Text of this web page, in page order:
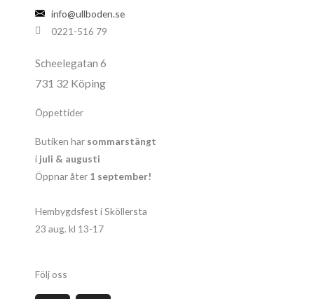
info@ullboden.se
0221-516 79
Scheelegatan 6
731 32 Köping
Öppettider
Butiken har sommarstängt
i juli & augusti
Öppnar åter 1 september!
Hembygdsfest i Sköllersta
23 aug. kl 13-17
Följ oss